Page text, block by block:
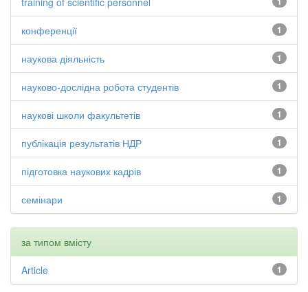
1
конференції
1
наукова діяльність
1
науково-дослідна робота студентів
1
наукові школи факультетів
1
публікація результатів НДР
1
підготовка наукових кадрів
1
семінари
за типом вмісту
1
Article